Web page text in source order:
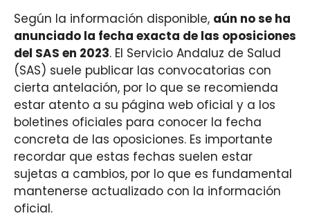
Según la información disponible, aún no se ha
anunciado la fecha exacta de las oposiciones
del SAS en 2023. El Servicio Andaluz de Salud
(SAS) suele publicar las convocatorias con
cierta antelación, por lo que se recomienda
estar atento a su página web oficial y a los
boletines oficiales para conocer la fecha
concreta de las oposiciones. Es importante
recordar que estas fechas suelen estar
sujetas a cambios, por lo que es fundamental
mantenerse actualizado con la información
oficial.